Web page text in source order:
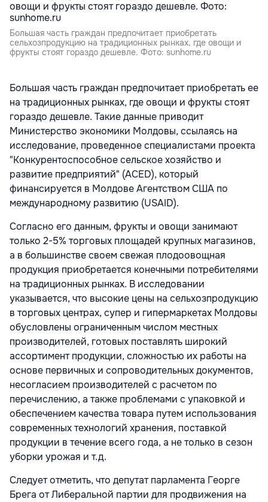
Большая часть граждан предпочитает приобретать
сельхозпродукцию на традиционных рынках, где овощи и
фрукты стоят гораздо дешевле. Фото: sunhome.ru
Большая часть граждан предпочитает приобретать ее
на традиционных рынках, где овощи и фрукты стоят
гораздо дешевле. Такие данные приводит
Министерство экономики Молдовы, ссылаясь на
исследование, проведенное специалистами проекта
"Конкурентоспособное сельское хозяйство и
развитие предприятий" (ACED), который
финансируется в Молдове Агентством США по
международному развитию (USAID).
Согласно его данным, фрукты и овощи занимают
только 2-5% торговых площадей крупных магазинов,
а в большинстве своем свежая плодоовощная
продукция приобретается конечными потребителями
на традиционных рынках. В исследовании
указывается, что высокие цены на сельхозпродукцию
в торговых центрах, супер и гипермаркетах Молдовы
обусловлены ограниченным числом местных
производителей, готовых поставлять широкий
ассортимент продукции, сложностью их работы на
основе первичных и сопроводительных документов,
несогласием производителей с расчетом по
перечислению, а также проблемами с упаковкой и
обеспечением качества товара путем использования
современных технологий хранения, поставкой
продукции в течение всего года, а не только в сезон
уборки урожая и т.д.
Следует отметить, что депутат парламента Георге
Брега от Либеральной партии для продвижения на